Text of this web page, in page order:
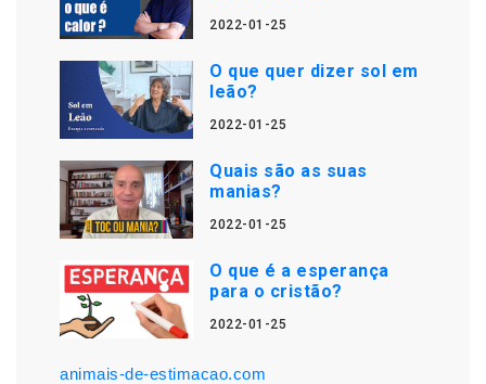
2022-01-25
O que quer dizer sol em
leão?
2022-01-25
Quais são as suas
manias?
2022-01-25
O que é a esperança
para o cristão?
2022-01-25
animais-de-estimacao.com